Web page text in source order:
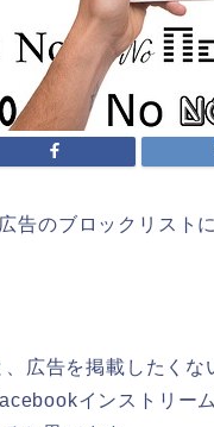
告のブロックリスト
広告を掲載したく
インストリー